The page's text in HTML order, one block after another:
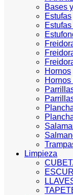
Bases
Estufas
Hornos
Hornos
Limpieza